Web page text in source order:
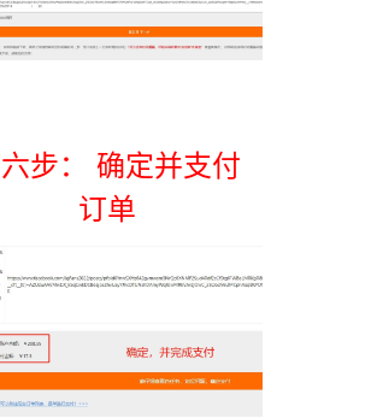
步： 确定并支付
订单